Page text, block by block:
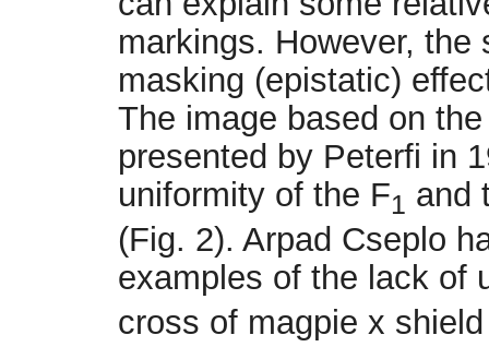
markings. However,
masking (epistatic)
The image based on
presented by Peterfi in
uniformity of the F1 and
(Fig. 2). Arpad Cseplo
examples of the lack of
cross of magpie x